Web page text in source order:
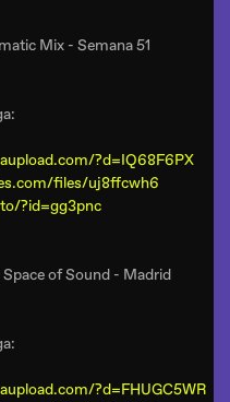
Mix - Semana 51
?d=IQ68F6PX
files/uj8ffcwh6
?id=gg3pnc
of Sound - Madrid
?d=FHUGC5WR